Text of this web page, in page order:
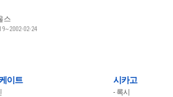
스
02-24
이트 시카고
록시